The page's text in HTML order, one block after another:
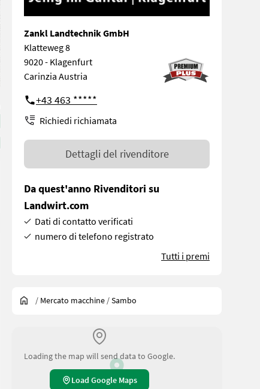
Zankl Landtechnik GmbH
Klatteweg 8
9020 - Klagenfurt
Carinzia Austria
+43 463 *****
Richiedi richiamata
Dettagli del rivenditore
Da quest'anno Rivenditori su
Landwirt.com
Dati di contatto verificati
numero di telefono registrato
Tutti i premi
/ Mercato macchine /Sambo
Loading the map will send data to Google.
Load Google Maps